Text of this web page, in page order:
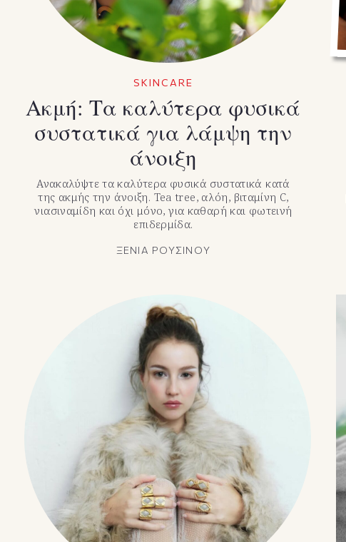
SKINCARE
Ακμή: Τα καλύτερα φυσικά
συστατικά για λάμψη την
άνοιξη
Ανακαλύψτε τα καλύτερα φυσικά συστατικά κατά
της ακμής την άνοιξη. Tea tree, αλόη, βιταμίνη C,
νιασιναμίδη και όχι μόνο, για καθαρή και φωτεινή
επιδερμίδα.
ΞΕΝΙΑ ΡΟΥΣΙΝΟΥ